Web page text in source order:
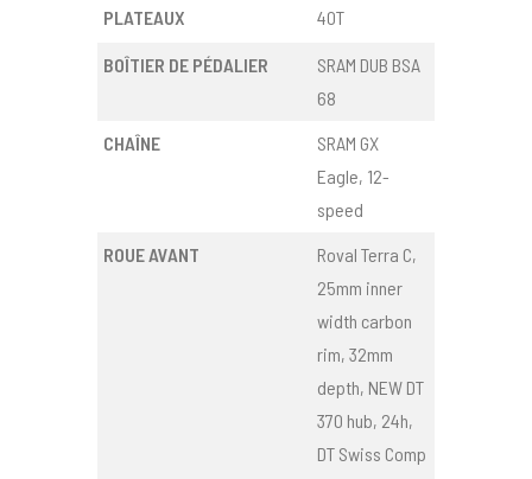
PLATEAUX
40T
BOÎTIER DE PÉDALIER
SRAM DUB BSA
68
CHAÎNE
SRAM GX
Eagle, 12-
speed
ROUE AVANT
Roval Terra C,
25mm inner
width carbon
rim, 32mm
depth, NEW DT
370 hub, 24h,
DT Swiss Comp